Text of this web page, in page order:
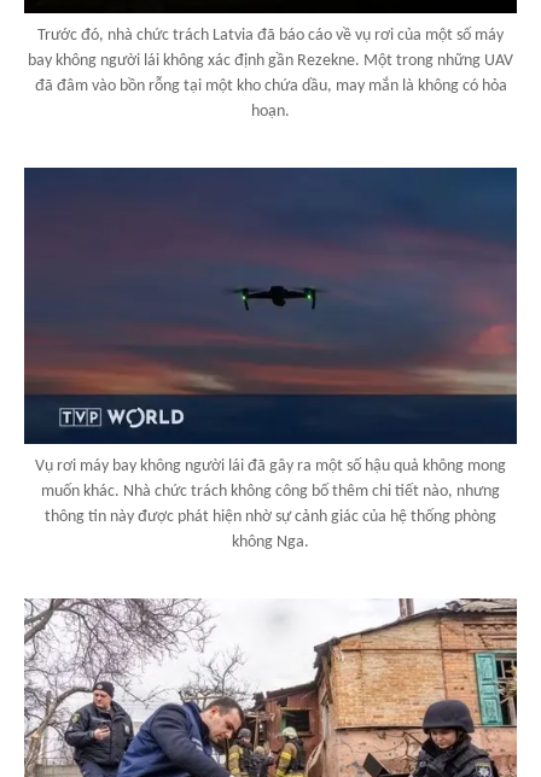
Trước đó, nhà chức trách Latvia đã báo cáo về vụ rơi của một số máy
bay không người lái không xác định gần Rezekne. Một trong những UAV
đã đâm vào bồn rỗng tại một kho chứa dầu, may mắn là không có hỏa
hoạn.
Vụ rơi máy bay không người lái đã gây ra một số hậu quả không mong
muốn khác. Nhà chức trách không công bố thêm chi tiết nào, nhưng
thông tin này được phát hiện nhờ sự cảnh giác của hệ thống phòng
không Nga.